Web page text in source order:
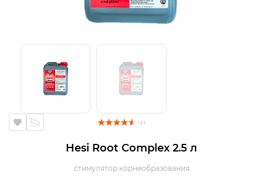
( 2 )
Hesi Root Complex 2.5 л
стимулятор корнеобразования